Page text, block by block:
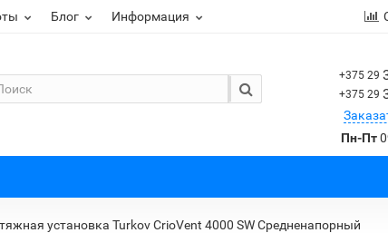
Блог Информация
+375 29
+375 29
Пн-Пт
установка Turkov CrioVent 4000 SW Средненапорный